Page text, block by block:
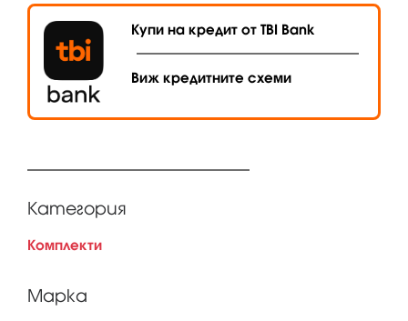
Купи на кредит от TBI Bank
Виж кредитните схеми
Категория
Комплекти
Марка